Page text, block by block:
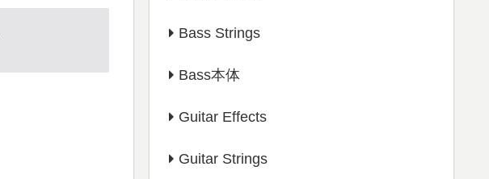
Bass Strings
Bass本体
Guitar Effects
Guitar Strings